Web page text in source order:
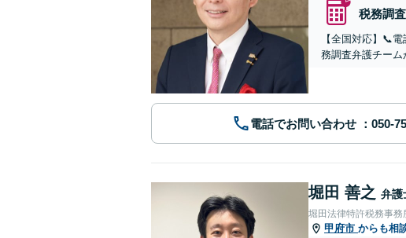
税務調
【全国対応】📞
務調査弁護チーム
電話でお問い合わせ
堀田 善之 弁護
堀田法律特許税務事務
甲府市 からも相